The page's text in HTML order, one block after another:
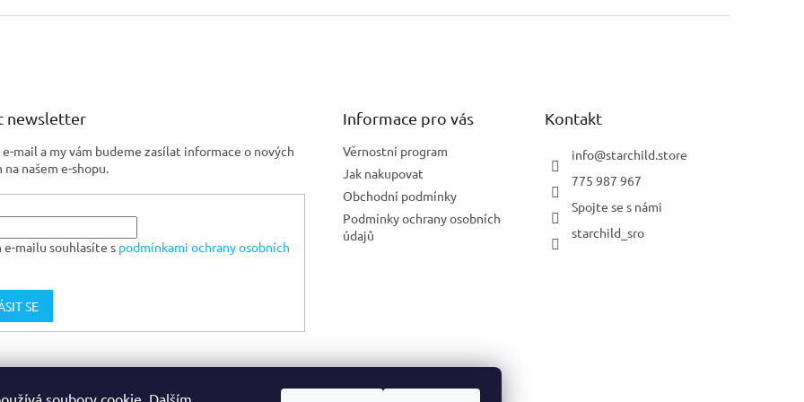
soubory cookie. Dalším
newsletter
mail a my vám budeme zasílat informace o nových
našem e-shopu.
mailu souhlasíte s podmínkami ochrany osobních
SE
Informace pro vás
Věrnostní program
Jak nakupovat
Obchodní podmínky
Podmínky ochrany osobních
údajů
Kontakt
info@starchild.store
775 987 967
Spojte se s námi
starchild_sro